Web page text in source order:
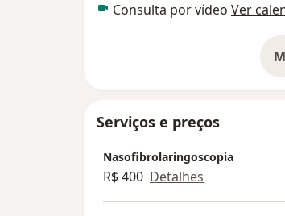
Consulta por vídeo Ver
Serviços e preços
Nasofibrolaringoscopia
R$ 400 Detalhes